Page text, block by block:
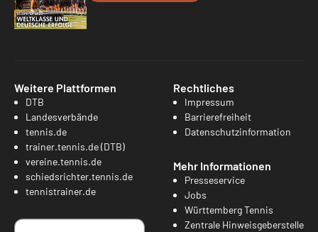
Weitere Plattformen
DTB
Landesverbände
tennis.de
trainer.tennis.de (DTB)
vereine.tennis.de
schiedsrichter.tennis.de
tennistrainer.de
Rechtliches
Impressum
Barrierefreiheit
Datenschutzinformation
Mehr Informationen
Presseservice
Jobs
Württemberg Tennis
Zentrale Hinweisgeberstelle